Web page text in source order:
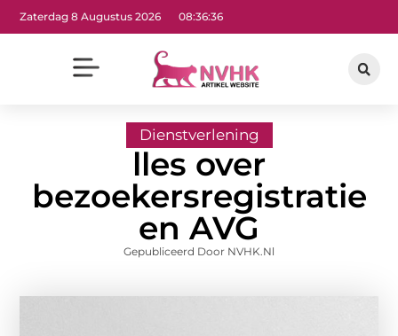
Zaterdag 8 Augustus 2026 08:36:37
Dienstverlening
lles over
bezoekersregistratie
en AVG
Gepubliceerd Door NVHK.nl